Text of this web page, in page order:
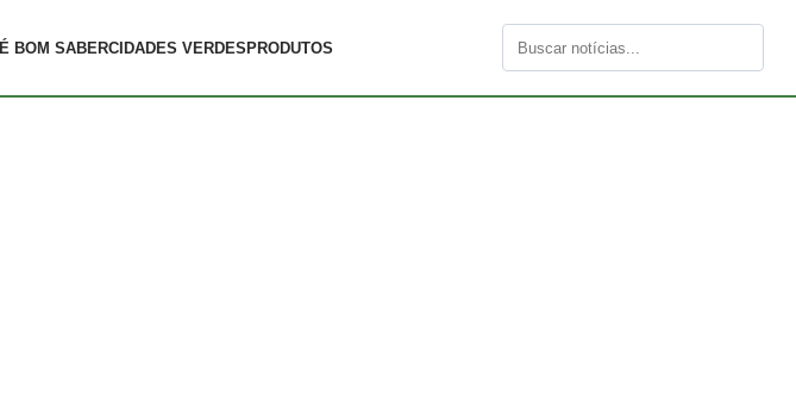
É BOM SABERCIDADES VERDES PRODUTOS
Buscar